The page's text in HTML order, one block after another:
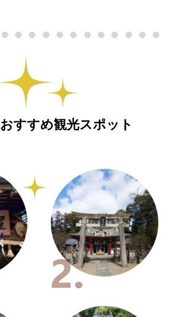
おすすめ観光スポット